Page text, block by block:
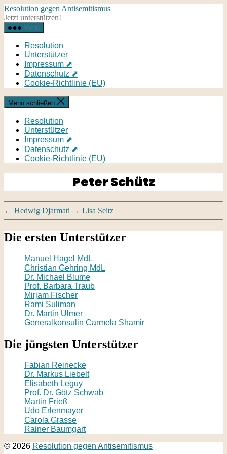
Direkt
zum
Inhalt
wechseln
Resolution gegen Antisemitismus
Jetzt unterstützen!
Menü
Resolution
Unterstützer
Impressum ⬈
Datenschutz ⬈
Cookie-Richtlinie (EU)
Menü schließen
Resolution
Unterstützer
Impressum ⬈
Datenschutz ⬈
Cookie-Richtlinie (EU)
Peter Schütz
← Hedwig Djarmati → Lisa Seitz
Die ersten Unterstützer
Manuel Hagel MdL
Christian Gehring MdL
Dr. Michael Blume
Prof. Barbara Traub
Mirjam Fischer
Rami Suliman
Dr. Martin Ulmer
Generalkonsulin Carmela Shamir
Die jüngsten Unterstützer
Fabian Reinecke
Dr. Markus Liebelt
Elisabeth Leguy
Prof. Dr. Götz Schwab
Martin Frieß
Udo Erlenmayer
Carola Grasse
Rainer Baumgart
© 2026 Resolution gegen Antisemitismus